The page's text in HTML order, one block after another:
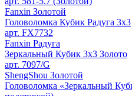
Fanxin Золотой
Головоломка Кубик Радуга 3х3
арт. FX7732
Fanxin Радуга
Зеркальный Кубик 3х3 Золото
арт. 7097/G
ShengShou Золотой
Головоломка «Зеркальный